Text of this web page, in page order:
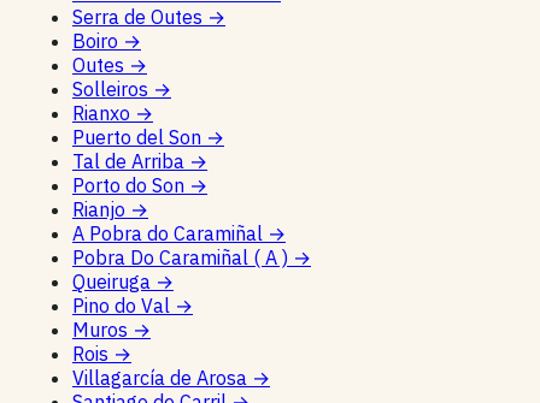
Serra de Outes →
Boiro →
Outes →
Solleiros →
Rianxo →
Puerto del Son →
Tal de Arriba →
Porto do Son →
Rianjo →
A Pobra do Caramiñal →
Pobra Do Caramiñal ( A ) →
Queiruga →
Pino do Val →
Muros →
Rois →
Villagarcía de Arosa →